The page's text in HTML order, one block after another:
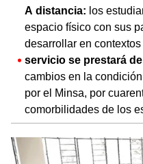
A distancia: los
espacio físico con sus
desarrollar en
servicio se prestará
cambios en la
por el Minsa, por
comorbilidades de los